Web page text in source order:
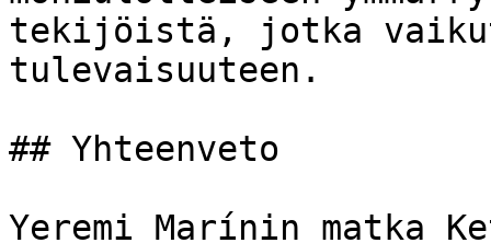
tekijöistä, jotka
tulevaisuuteen.
## Yhteenveto
Yeremi Marínin matka